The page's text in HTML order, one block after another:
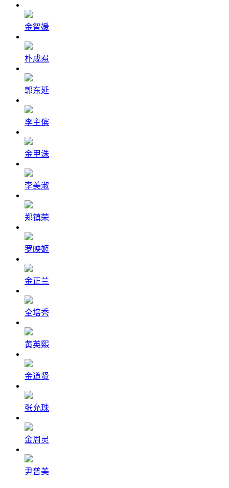
金智媛
朴成焄
郭东延
李主傧
金甲洙
李美淑
郑镇荣
罗映姬
金正兰
全培秀
黄英熙
金道贤
张允珠
金周灵
尹普美